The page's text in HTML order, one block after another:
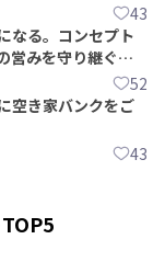
43
なる。コンセプト
営みを守り継ぐ仲
52
空き家バンクをご
43